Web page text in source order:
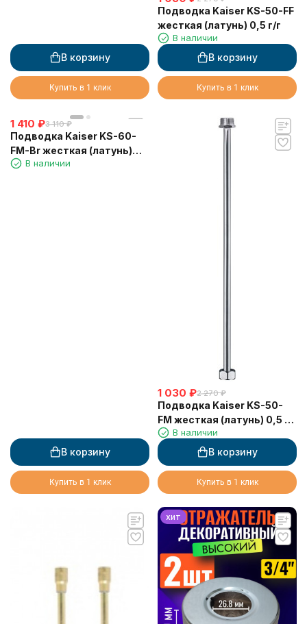
В корзину
Купить в 1 клик
Подводка Kaiser KS-50-FF
жесткая (латунь) 0,5 г/г
В наличии
В корзину
Купить в 1 клик
1 410 ₽3 110 ₽
Подводка Kaiser KS-60-
FM-Br жесткая (латунь)
0,6 г/г бронза
В наличии
В корзину
Купить в 1 клик
1 030 ₽2 270 ₽
Подводка Kaiser KS-50-
FM жесткая (латунь) 0,5 г/
ш
В наличии
В корзину
Купить в 1 клик
хит